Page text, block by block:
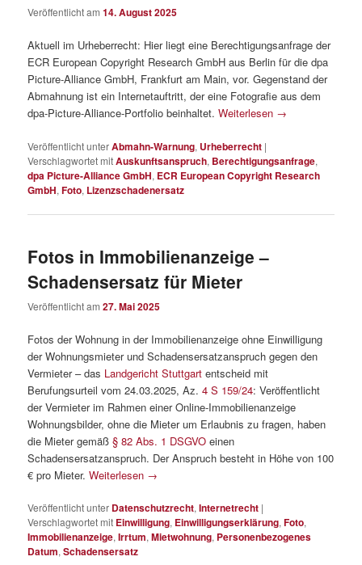
Veröffentlicht am14. August 2025
Aktuell im Urheberrecht: Hier liegt eine Berechtigungsanfrage der
ECR European Copyright Research GmbH aus Berlin für die dpa
Picture-Alliance GmbH, Frankfurt am Main, vor. Gegenstand der
Abmahnung ist ein Internetauftritt, der eine Fotografie aus dem
dpa-Picture-Alliance-Portfolio beinhaltet.Weiterlesen →
Veröffentlicht unterAbmahn-Warnung, Urheberrecht |
Verschlagwortet mitAuskunftsanspruch, Berechtigungsanfrage,
dpa Picture-Alliance GmbH, ECR European Copyright Research
GmbH,Foto, Lizenzschadenersatz
Fotos in Immobilienanzeige –
Schadensersatz für Mieter
Veröffentlicht am27. Mai 2025
Fotos der Wohnung in der Immobilienanzeige ohne Einwilligung
der Wohnungsmieter und Schadensersatzanspruch gegen den
Vermieter – das Landgericht Stuttgart entscheid mit
Berufungsurteil vom 24.03.2025, Az.4 S 159/24: Veröffentlicht
der Vermieter im Rahmen einer Online-Immobilienanzeige
Wohnungsbilder, ohne die Mieter um Erlaubnis zu fragen, haben
die Mieter gemäß§ 82 Abs. 1 DSGVO einen
Schadensersatzanspruch. Der Anspruch besteht in Höhe von 100
€ pro Mieter.Weiterlesen →
Veröffentlicht unter Datenschutzrecht,Internetrecht |
Verschlagwortet mit Einwilligung, Einwilligungserklärung,Foto,
Immobilienanzeige,Irrtum,Mietwohnung, Personenbezogenes
Datum,Schadensersatz